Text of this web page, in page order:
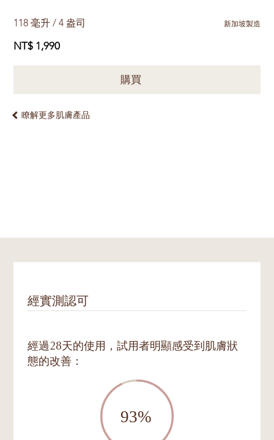
118 毫升 / 4 盎司 新加坡製造
NT$ 1,990
購買
瞭解更多肌膚產品
經實測認可
經過28天的使用，試用者明顯感受到肌膚狀
態的改善：